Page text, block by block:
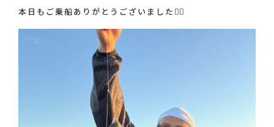
本日もご乗船ありがとうございました🙇‍♂️
お問い合わせ